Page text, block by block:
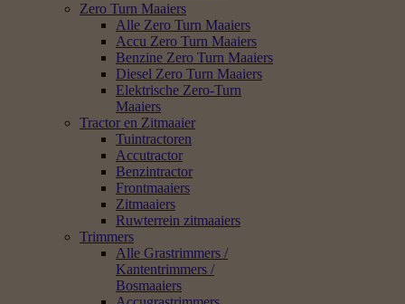
Zero Turn Maaiers
Alle Zero Turn Maaiers
Accu Zero Turn Maaiers
Benzine Zero Turn Maaiers
Diesel Zero Turn Maaiers
Elektrische Zero-Turn
Maaiers
Tractor en Zitmaaier
Tuintractoren
Accutractor
Benzintractor
Frontmaaiers
Zitmaaiers
Ruwterrein zitmaaiers
Trimmers
Alle Grastrimmers /
Kantentrimmers /
Bosmaaiers